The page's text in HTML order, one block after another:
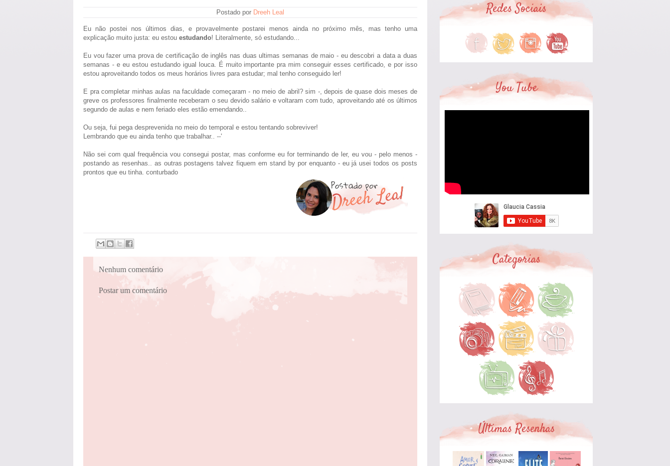
Postado por Dreeh Leal
Eu não postei nos últimos dias, e provavelmente postarei menos ainda no próximo mês, mas tenho uma
explicação muito justa: eu estou estudando! Literalmente, só estudando...
Eu vou fazer uma prova de certificação de inglês nas duas ultimas semanas de maio - eu descobri a data a duas
semanas - e eu estou estudando igual louca. É muito importante pra mim conseguir esses certificado, e por isso
estou aproveitando todos os meus horários livres para estudar; mal tenho conseguido ler!
E pra completar minhas aulas na faculdade começaram - no meio de abril? sim -, depois de quase dois meses de
greve os professores finalmente receberam o seu devido salário e voltaram com tudo, aproveitando até os últimos
segundo de aulas e nem feriado eles estão emendando..
Ou seja, fui pega desprevenida no meio do temporal e estou tentando sobreviver!
Lembrando que eu ainda tenho que trabalhar.. --'
Não sei com qual frequência vou consegui postar, mas conforme eu for terminando de ler, eu vou - pelo menos -
postando as resenhas.. as outras postagens talvez fiquem em stand by por enquanto - eu já usei todos os posts
prontos que eu tinha. conturbado
Nenhum comentário
Postar um comentário
Redes Sociais
You Tube
Categorias
Últimas Resenhas